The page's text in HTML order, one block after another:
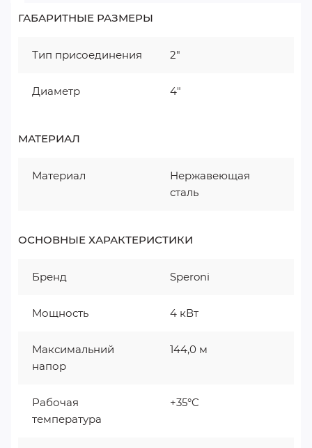
ГАБАРИТНЫЕ РАЗМЕРЫ
Тип присоединения 2"
Диаметр 4"
МАТЕРИАЛ
Материал
Нержавеющая
сталь
ОСНОВНЫЕ ХАРАКТЕРИСТИКИ
Бренд Speroni
Мощность 4 кВт
Максимальний
напор
144,0 м
Рабочая
температура
+35°C